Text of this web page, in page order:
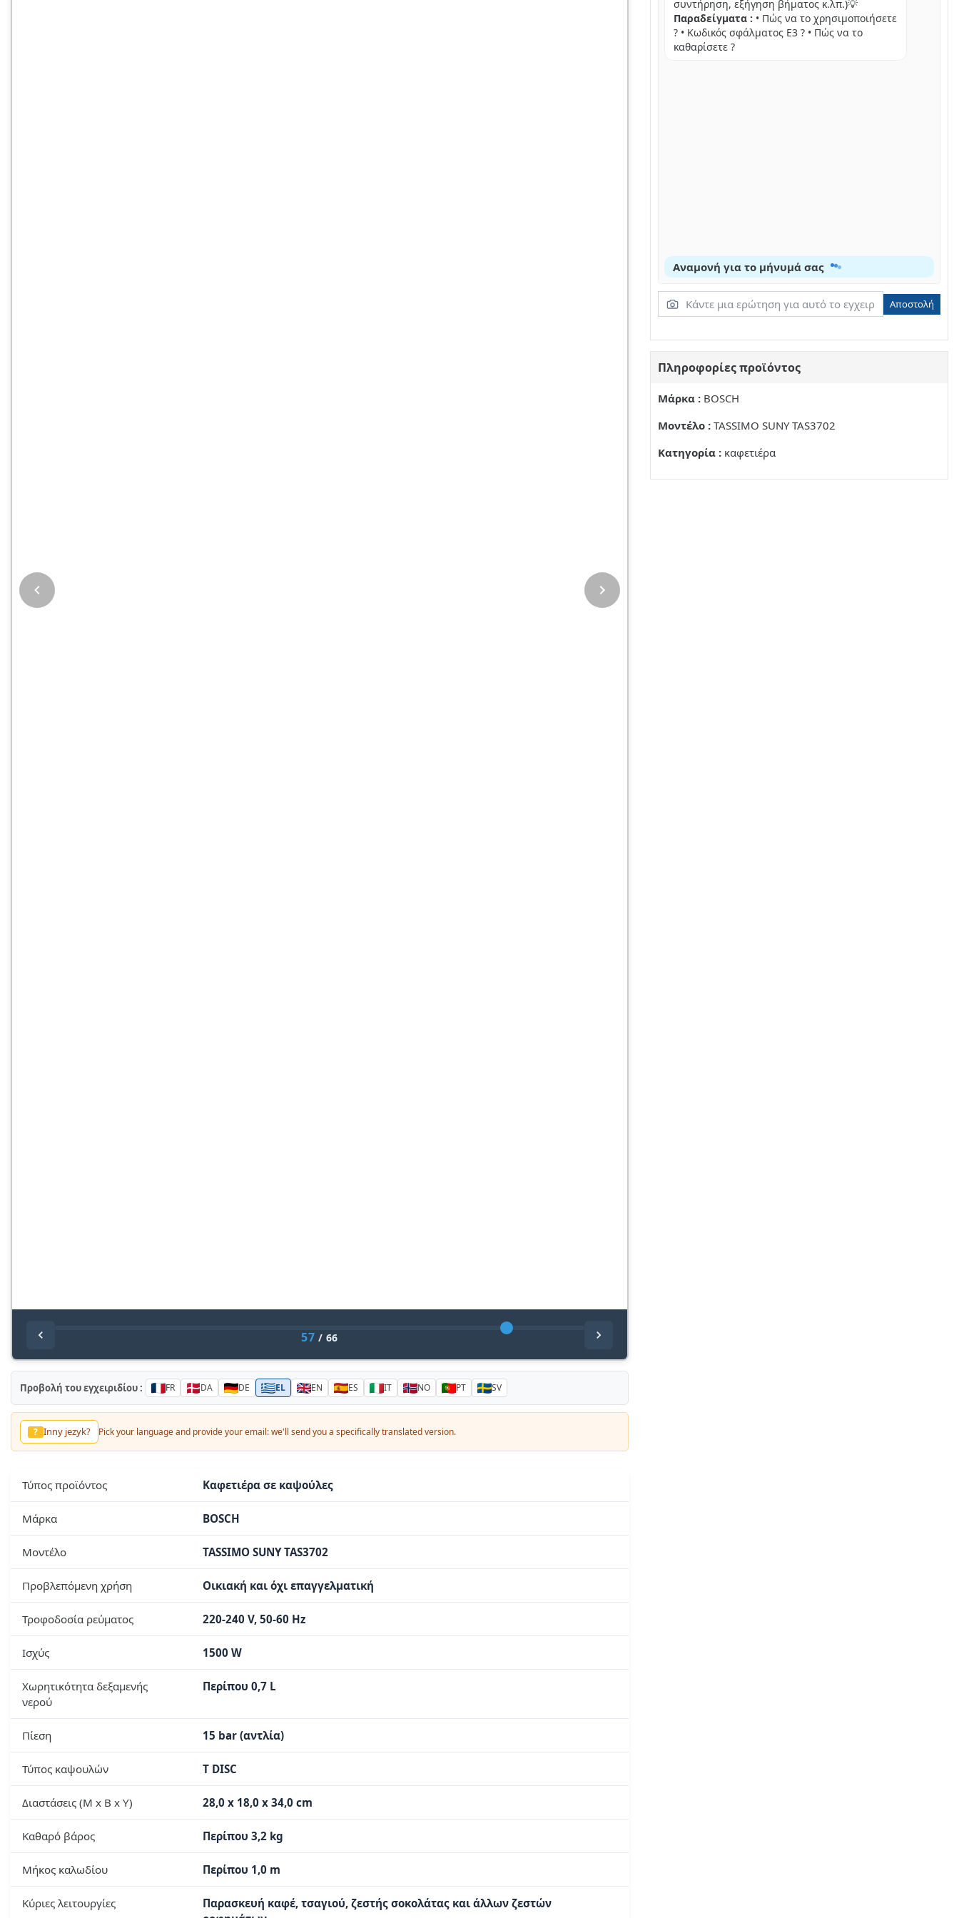
57 / 66
Προβολή του εγχειριδίου : FR DA DE EL EN ES IT NO PT SV
? Другой язык? Pick your language and provide your email: we'll send you a specifically translated version.
Τύπος προϊόντος Καφετιέρα σε καψούλες
Μάρκα BOSCH
Μοντέλο TASSIMO SUNY TAS3702
Προβλεπόμενη χρήση Οικιακή και όχι επαγγελματική
Τροφοδοσία ρεύματος 220-240 V, 50-60 Hz
Ισχύς 1500 W
Χωρητικότητα δεξαμενής
νερού
Περίπου 0,7 L
Πίεση 15 bar (αντλία)
Τύπος καψουλών T DISC
Διαστάσεις (Μ x Β x Υ) 28,0 x 18,0 x 34,0 cm
Καθαρό βάρος Περίπου 3,2 kg
Μήκος καλωδίου Περίπου 1,0 m
Κύριες λειτουργίες
Παρασκευή καφέ, τσαγιού, ζεστής σοκολάτας και άλλων ζεστών
συντήρηση, εξήγηση βήματος κ.λπ.)💡
Παραδείγματα : • Πώς να το χρησιμοποιήσετε
? • Κωδικός σφάλματος E3 ? • Πώς να το
καθαρίσετε ?
Αναμονή για το μήνυμά σας
Αποστολή
Πληροφορίες προϊόντος
Μάρκα : BOSCH
Μοντέλο : TASSIMO SUNY TAS3702
Κατηγορία : καφετιέρα